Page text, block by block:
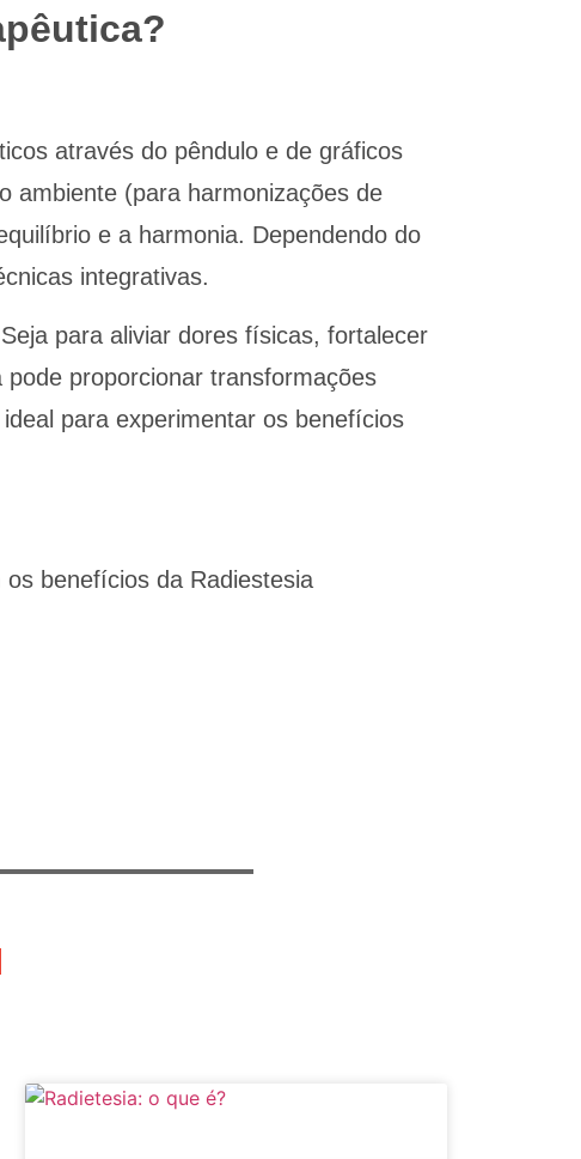
através do pêndulo e de gráficos
ambiente (para harmonizações de
e a harmonia. Dependendo do
integrativas.
para aliviar dores físicas, fortalecer
proporcionar transformações
para experimentar os benefícios
benefícios da Radiestesia